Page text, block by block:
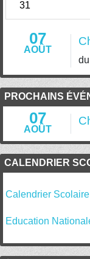
31
07
AOÛT
PROCHAINS
07
AOÛT
CALENDRIER
Calendrier Scolaire
Education